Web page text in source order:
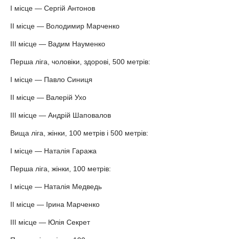
І місце — Сергій Антонов
ІІ місце — Володимир Марченко
ІІІ місце — Вадим Науменко
Перша ліга, чоловіки, здорові, 500 метрів:
І місце — Павло Синиця
ІІ місце — Валерій Ухо
ІІІ місце — Андрій Шаповалов
Вища ліга, жінки, 100 метрів і 500 метрів:
І місце — Наталія Гаража
Перша ліга, жінки, 100 метрів:
І місце — Наталія Медведь
ІІ місце — Ірина Марченко
ІІІ місце — Юлія Секрет